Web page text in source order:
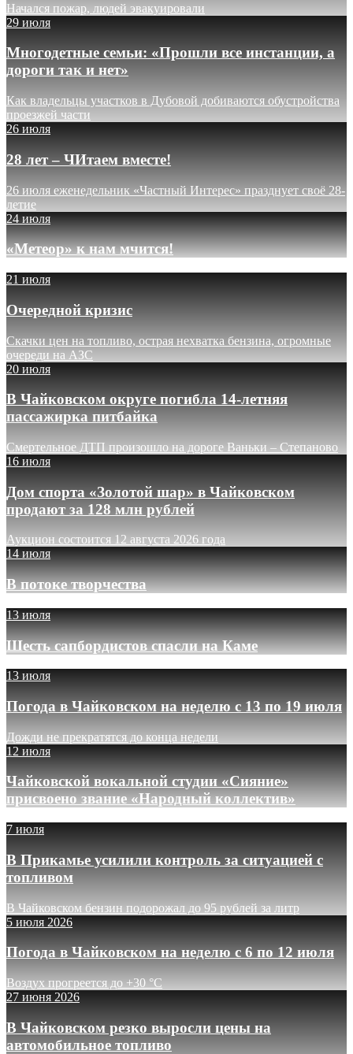
Начался пожар, людей эвакуировали
29 июля
Многодетные семьи: «Прошли все инстанции, а
дороги так и нет»
Как владельцы участков в Дубовой добиваются обустройства
проезжей части
26 июля
28 лет – ЧИтаем вместе!
26 июля еженедельник «Частный Интерес» празднует своё 28-
летие
24 июля
«Метеор» к нам мчится!
21 июля
Очередной кризис
Скачки цен на топливо, острая нехватка бензина, огромные
очереди на АЗС
20 июля
В Чайковском округе погибла 14-летняя
пассажирка питбайка
Смертельное ДТП произошло на дороге Ваньки – Степаново
16 июля
Дом спорта «Золотой шар» в Чайковском
продают за 128 млн рублей
Аукцион состоится 12 августа 2026 года
14 июля
В потоке творчества
13 июля
Шесть сапбордистов спасли на Каме
13 июля
Погода в Чайковском на неделю с 13 по 19 июля
Дожди не прекратятся до конца недели
12 июля
Чайковской вокальной студии «Сияние»
присвоено звание «Народный коллектив»
7 июля
В Прикамье усилили контроль за ситуацией с
топливом
В Чайковском бензин подорожал до 95 рублей за литр
5 июля 2026
Погода в Чайковском на неделю с 6 по 12 июля
Воздух прогреется до +30 °C
27 июня 2026
В Чайковском резко выросли цены на
автомобильное топливо